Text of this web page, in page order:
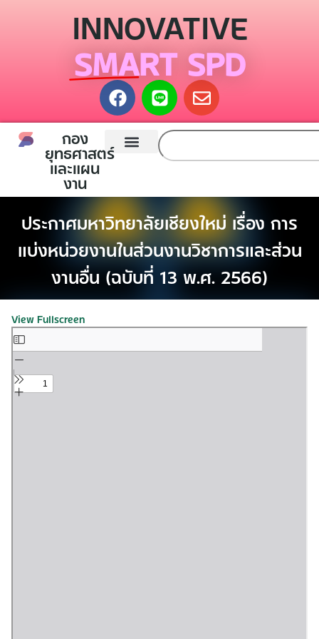
INNOVATIVE
SMART SPD
กอง
ยุทธศาสตร์
และแผน
งาน
ประกาศมหาวิทยาลัยเชียงใหม่ เรื่อง การ
แบ่งหน่วยงานในส่วนงานวิชาการและส่วน
งานอื่น (ฉบับที่ 13 พ.ศ. 2566)
View Fullscreen